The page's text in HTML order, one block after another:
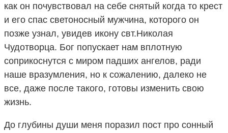
как он почувствовал на себе снятый когда то крест
и его спас светоносный мужчина, которого он
позже узнал, увидев икону свт.Николая
Чудотворца. Бог попускает нам вплотную
соприкоснутся с миром падших ангелов, ради
наше вразумления, но к сожалению, далеко не
все, даже после такого, готовы изменить свою
жизнь.
До глубины души меня поразил пост про сонный